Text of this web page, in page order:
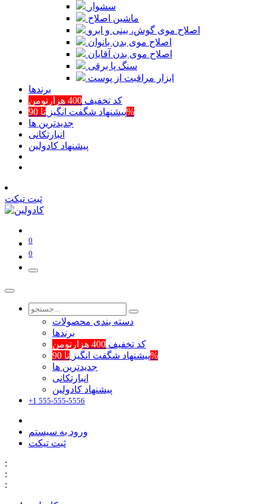
سشوار
ماشین اصلاح
اصلاح موی گوش، بینی و ابرو
اصلاح موی بدن بانوان
اصلاح موی بدن آقایان
سنگ پا برقی
ابزار مراقبت از پوست
برند‌ها
کد تخفیف 400 هزارتومن
پیشنهاد شگفت انگیزتا 90%
جدیدترین ها
انبارتکانی
پیشنهاد کادولین
ثبت تیکت
0
0
دسته بندی محصولات
برند‌ها
کد تخفیف 400 هزارتومن
پیشنهاد شگفت انگیزتا 90%
جدیدترین ها
انبارتکانی
پیشنهاد کادولین
+1 555-555-5556
ورود به سیستم
ثبت تیکت
:
:
: